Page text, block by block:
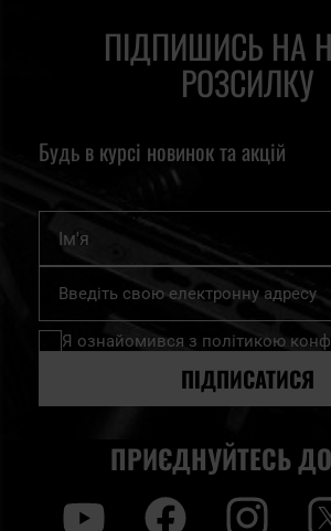
ПІДПИШИСЬ НА
РОЗСИЛКУ
Будь в курсі новинок та акцій
Підпишіться
нашу
розсилку
Я ознайомився з політикою
ПІДПИСАТИСЯ
ПРИЄДНУЙТЕСЬ